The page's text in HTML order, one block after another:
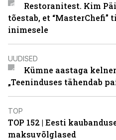
Restoranitest. Kim
tõestab, et
inimesele
UUDISED
Kümne aastaga
„Teeninduses tähendab
TOP
TOP 152 | Eesti
maksuvõlglased